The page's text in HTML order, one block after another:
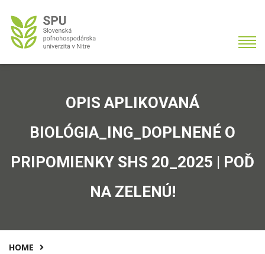
OPIS APLIKOVANÁ
BIOLÓGIA_ING_DOPLNENÉ O
PRIPOMIENKY SHS 20_2025 | POĎ
NA ZELENÚ!
HOME